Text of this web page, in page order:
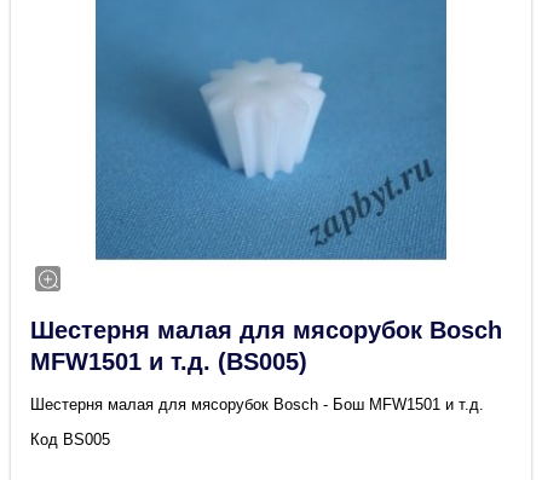
Шестерня малая для мясорубок Bosch
MFW1501 и т.д. (BS005)
Шестерня малая для мясорубок Bosch - Бош MFW1501 и т.д.
Код BS005